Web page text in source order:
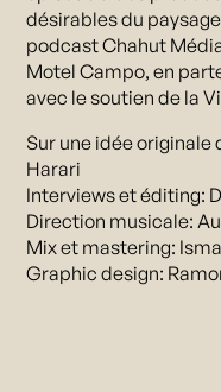
désirables du
podcast Chahut
Motel Campo, en
avec le soutien de la
Sur une idée
Harari
Interviews et éditing:
Direction musicale:
Mix et mastering:
Graphic design: